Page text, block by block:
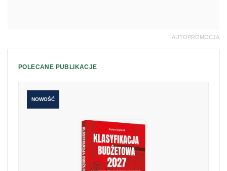
AUTOPROMOCJA
POLECANE PUBLIKACJE
NOWOŚĆ